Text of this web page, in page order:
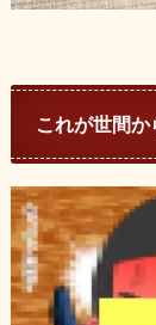
これが世間か